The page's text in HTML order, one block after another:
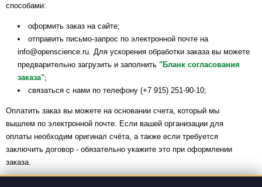
способами:
оформить заказ на сайте;
отправить письмо-запрос по электронной почте на
info@openscience.ru. Для ускорения обработки заказа вы можете
предварительно загрузить и заполнить "Бланк согласования
заказа";
связаться с нами по телефону (+7 915) 251-90-10;
Оплатить заказ вы можете на основании счета, который мы
вышлем по электронной почте. Если вашей организации для
оплаты необходим оригинал счёта, а также если требуется
заключить договор - обязательно укажите это при оформлении
заказа.